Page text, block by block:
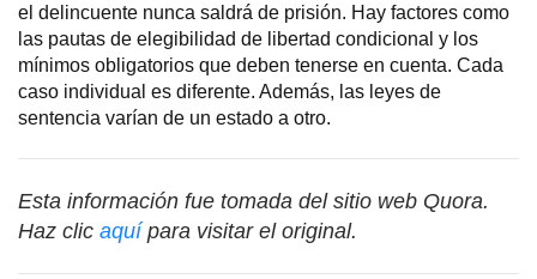
el delincuente nunca saldrá de prisión. Hay factores como
las pautas de elegibilidad de libertad condicional y los
mínimos obligatorios que deben tenerse en cuenta. Cada
caso individual es diferente. Además, las leyes de
sentencia varían de un estado a otro.
Esta información fue tomada del sitio web Quora.
Haz clic aquípara visitar el original.